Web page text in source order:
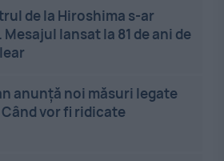
de la Hiroshima s-ar
lansat la 81 de ani de
anunță noi măsuri legate
Când vor fi ridicate